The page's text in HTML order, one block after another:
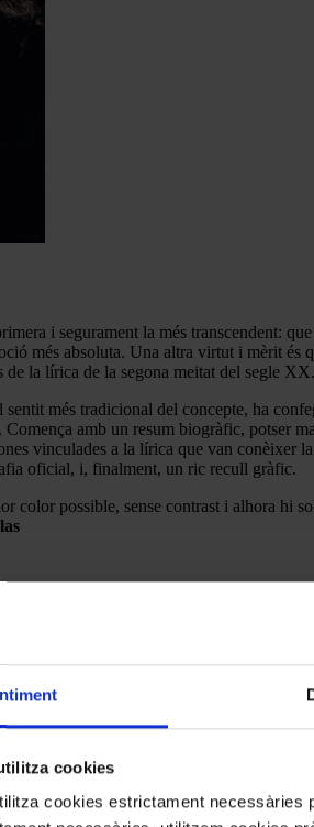
cookies
cookies estrictament necessàries
i segurament la més transcendent:
més absoluta. Una altra virtut i mèrit
la lírica de la segona meitat del segle
sentit més tradicional del concepte, ha
amb un resum biogràfic, potser
vinculades a la lírica que van
oficial, i, finalment, un ric recull gràfic.
color possible, sense contrast i alhora hi